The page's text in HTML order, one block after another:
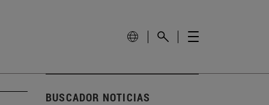
BUSCADOR NOTICIAS